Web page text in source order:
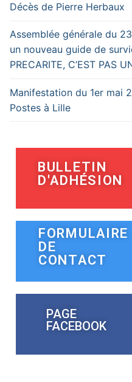
Décès de Pierre Herbaux
Assemblée générale du
un nouveau guide de
PRECARITE, C’EST PAS
Manifestation du 1er mai
Postes à Lille
BULLETIN
D'ADHÉSION
FORMULAIRE
DE
CONTACT
PAGE
FACEBOOK